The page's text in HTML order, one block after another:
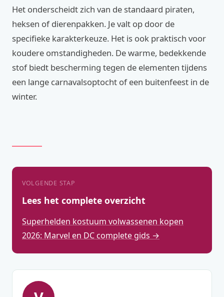
Het onderscheidt zich van de standaard piraten,
heksen of dierenpakken. Je valt op door de
specifieke karakterkeuze. Het is ook praktisch voor
koudere omstandigheden. De warme, bedekkende
stof biedt bescherming tegen de elementen tijdens
een lange carnavalsoptocht of een buitenfeest in de
winter.
VOLGENDE STAP
Lees het complete overzicht
Superhelden kostuum volwassenen kopen
2026: Marvel en DC complete gids →